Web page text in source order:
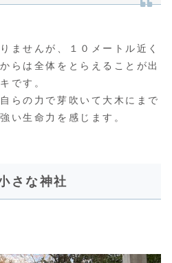
ませんが、１０メートル近く
らは全体をとらえることが出
です。
らの力で芽吹いて大木にまで
い生命力を感じます。
さな神社